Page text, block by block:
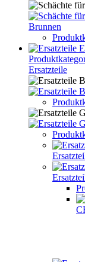
Brunnen
Ersatzteile